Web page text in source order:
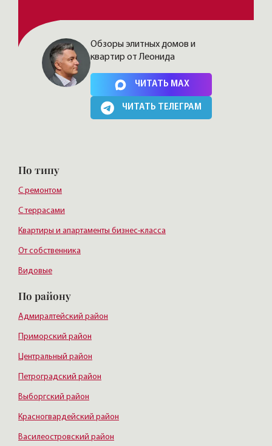
Нажимая на кнопку, Вы соглашаетесь cполитикой сайта
Обзоры элитных домов и
квартир от Леонида
ЧИТАТЬ MAX
ЧИТАТЬ ТЕЛЕГРАМ
По типу
С ремонтом
С террасами
Квартиры и апартаменты бизнес-класса
От собственника
Видовые
По району
Адмиралтейский район
Приморский район
Центральный район
Петроградский район
Выборгский район
Красногвардейский район
Василеостровский район